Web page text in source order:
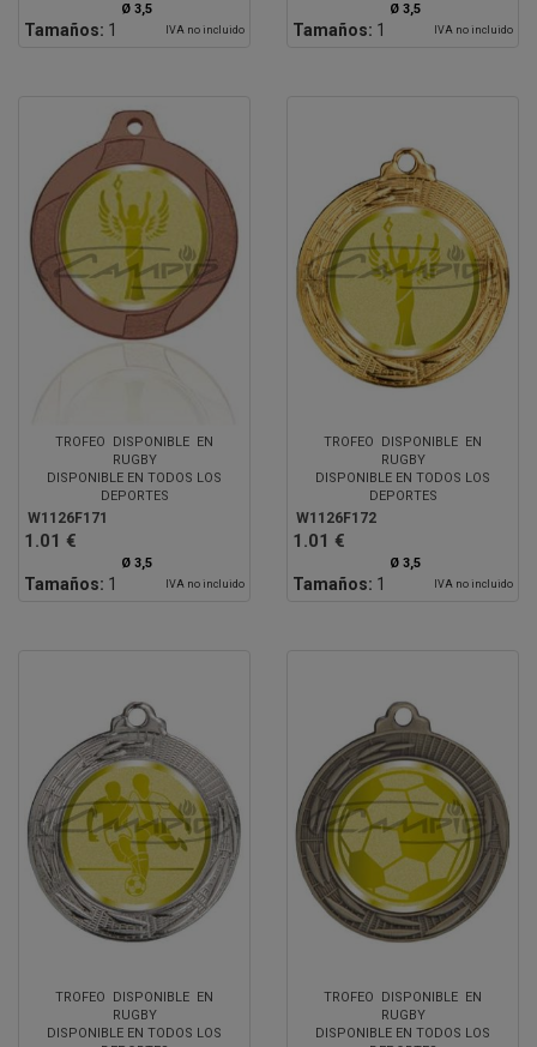
Ø 3,5
Tamaños: 1 IVA no incluido
Ø 3,5
Tamaños: 1 IVA no incluido
TROFEO DISPONIBLE EN
RUGBY
DISPONIBLE EN TODOS LOS
DEPORTES
W1126F171
1.01 €
Ø 3,5
Tamaños: 1 IVA no incluido
TROFEO DISPONIBLE EN
RUGBY
DISPONIBLE EN TODOS LOS
DEPORTES
W1126F172
1.01 €
Ø 3,5
Tamaños: 1 IVA no incluido
TROFEO DISPONIBLE EN
RUGBY
DISPONIBLE EN TODOS LOS
TROFEO DISPONIBLE EN
RUGBY
DISPONIBLE EN TODOS LOS